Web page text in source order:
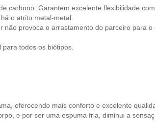
carbono. Garantem excelente flexibilidade
o atrito metal-metal.
provoca o arrastamento do parceiro para
todos os biótipos.
oferecendo mais conforto e excelente
e por ser uma espuma fria, diminui a